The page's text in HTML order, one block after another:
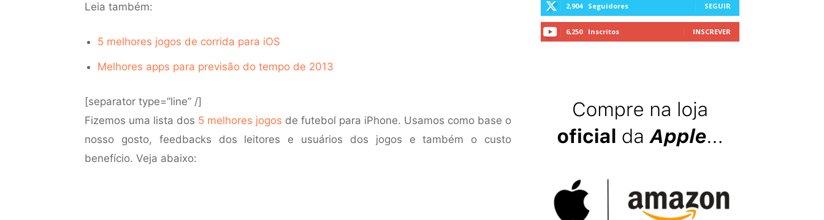
Leia também:
5 melhores jogos de corrida para iOS
Melhores apps para previsão do tempo de 2013
[separator type=”line” /]
Fizemos uma lista dos 5 melhores jogos de futebol para iPhone. Usamos como base o
nosso gosto, feedbacks dos leitores e usuários dos jogos e também o custo
benefício. Veja abaixo:
2,904 Seguidores SEGUIR
6,250 Inscritos INSCREVER